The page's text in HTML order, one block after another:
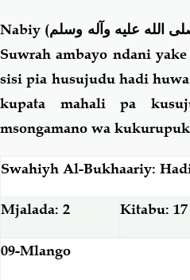
Nabiy (الله عليه وآله وسلم
Suwrah ambayo ndani
sisi pia husujudu hadi
kupata mahali pa
msongamano wa
Swahiyh Al-Bukhaariy:
Mjalada: 2 Kitabu: 17
09-Mlango